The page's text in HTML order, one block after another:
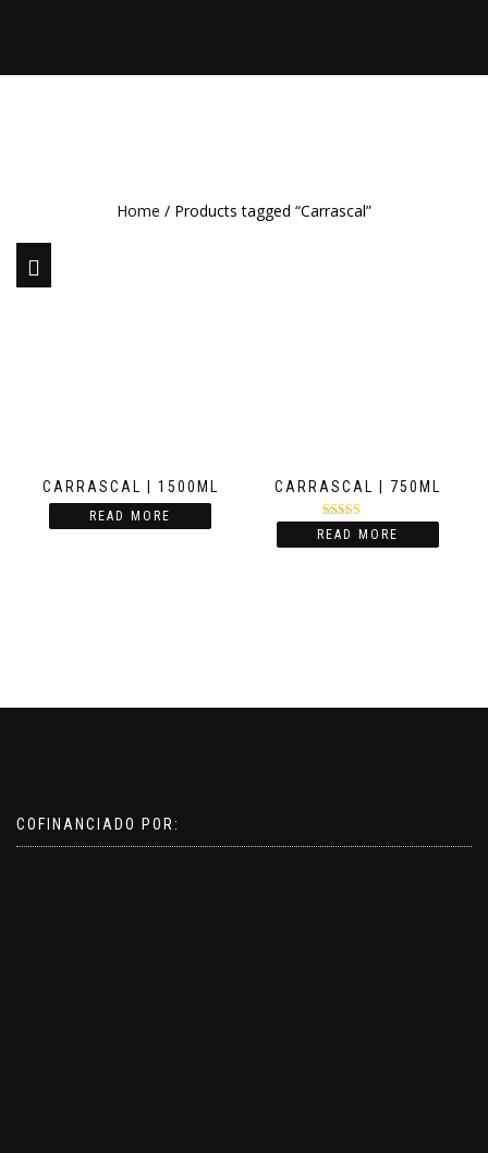
Home / Products tagged “Carrascal”
CARRASCAL | 1500ML
READ MORE
CARRASCAL | 750ML
Rated5.00
out of 5
READ MORE
COFINANCIADO POR: